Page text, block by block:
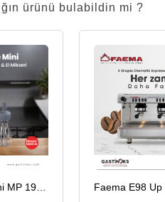
ürünü bulabildin mi ?
Faema E98 Up Tall Cup Full Otomatik Espresso Kahve Makinesi, 2 Gruplu, Beyaz